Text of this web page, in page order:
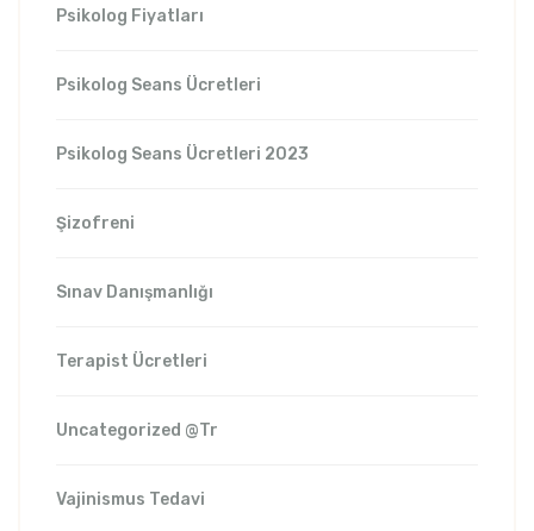
Psikolog Fiyatları
Psikolog Seans Ücretleri
Psikolog Seans Ücretleri 2023
Şizofreni
Sınav Danışmanlığı
Terapist Ücretleri
Uncategorized @tr
Vajinismus Tedavi